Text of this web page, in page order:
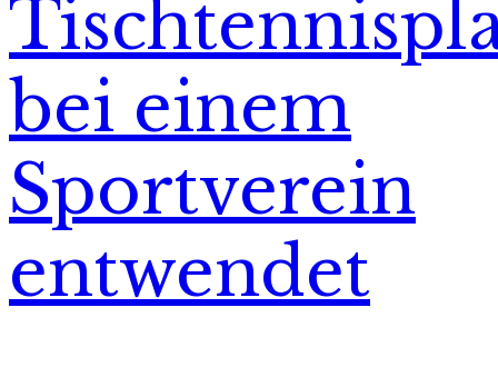
bei einem
Sportverein
entwendet